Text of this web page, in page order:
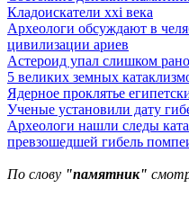
Кладоискатели xxi века
Археологи обсуждают в
цивилизации ариев
Астероид упал слишком рано
5 великих земных
Ядерное проклятье
Ученые установили дату
Археологи нашли следы
превзошедшей гибель
По слову "памятник"